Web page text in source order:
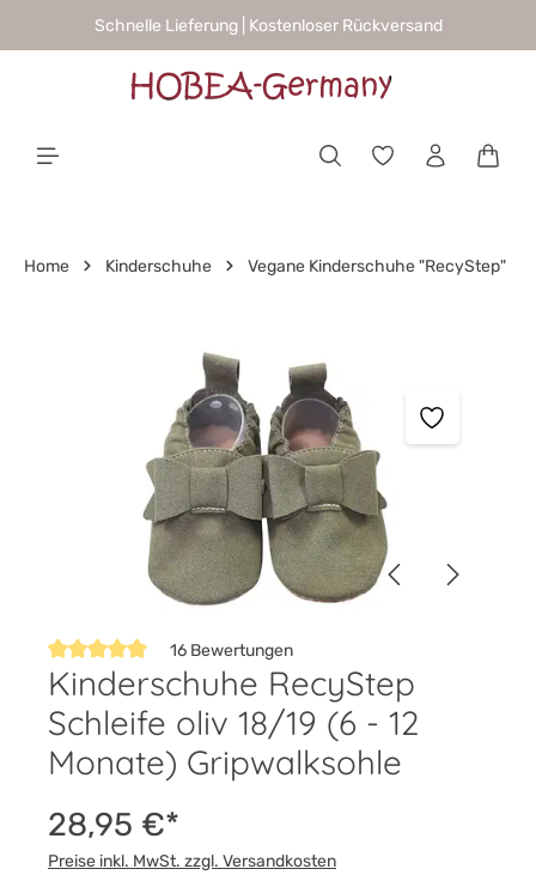
springenSchnelle Lieferung | Kostenloser Rückversand
Home Kinderschuhe Vegane Kinderschuhe "RecyStep"
Bildergalerie überspringen
Durchschnittliche Bewertung von 4.8 von 5 Sternen
16 Bewertungen
Kinderschuhe RecyStep
Schleife oliv 18/19 (6 - 12
Monate) Gripwalksohle
28,95 €*
Preise inkl. MwSt. zzgl. Versandkosten